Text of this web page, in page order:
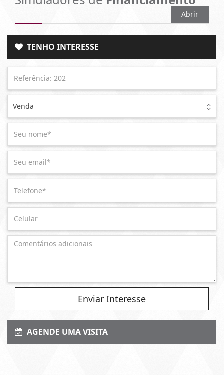
Abrir
TENHO INTERESSE
Venda
Enviar Interesse
AGENDE UMA VISITA